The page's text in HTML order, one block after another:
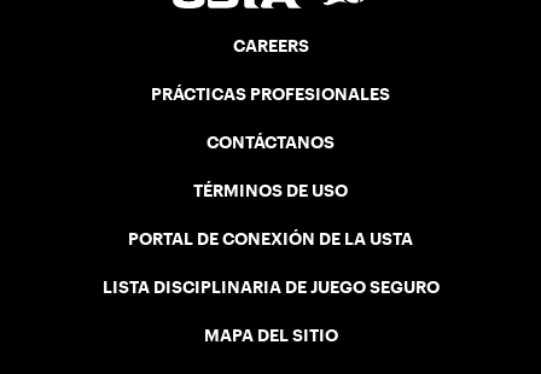
CAREERS
PRÁCTICAS PROFESIONALES
CONTÁCTANOS
TÉRMINOS DE USO
PORTAL DE CONEXIÓN DE LA USTA
LISTA DISCIPLINARIA DE JUEGO SEGURO
MAPA DEL SITIO